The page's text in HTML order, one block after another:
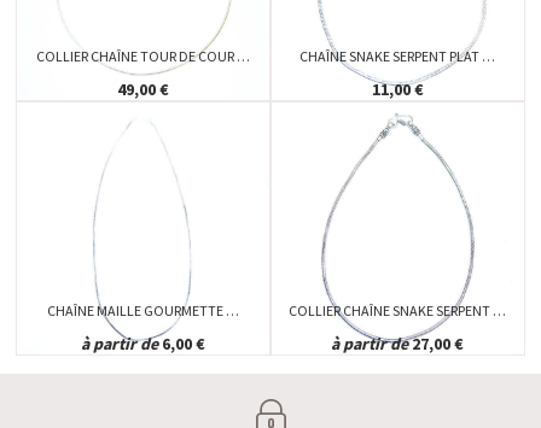
COLLIER CHAÎNE TOUR DE COUR …
49,00 €
CHAÎNE SNAKE SERPENT PLAT …
11,00 €
CHAÎNE MAILLE GOURMETTE …
à partir de 6,00 €
COLLIER CHAÎNE SNAKE SERPENT …
à partir de27,00 €